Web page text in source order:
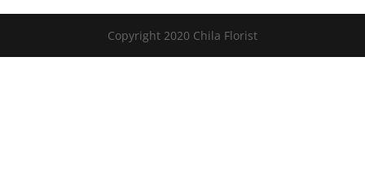
Copyright 2020 Chila Florist